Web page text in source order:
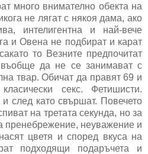
много внимателно обекта на
не лягат с някоя дама, ако
интелигентна и най-вече
и Овена не подбират и карат
то Везните предпочитат
да не се занимават с
твар. Обичат да правят 69 и
секс. Фетишисти.
след като свършат. Повечето
на третата секунда, но за
пренебрежение, неуважение и
цветя и според вкуса на
подходящи подаръчета и